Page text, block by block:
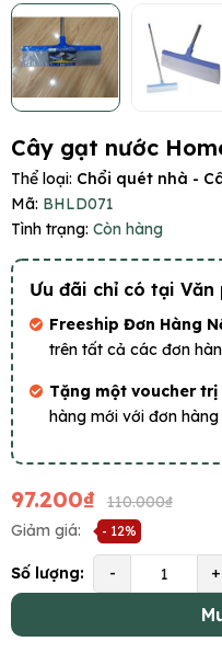
Cây gạt nước
Thể loại: Chổi quét nhà -
Mã: BHLD071
Tình trạng: Còn hàng
Ưu đãi chỉ có tại
Freeship Đơn Hàng
trên tất cả các đơn
Tặng một voucher trị
hàng mới với đơn hàng
97.200₫
110.000₫
Giảm giá:
- 12%
Số lượng: - +